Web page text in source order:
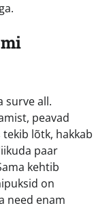
surve all.
peavad
lõtk, hakkab
paar
kehtib
on
need enam